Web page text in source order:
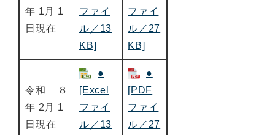
年 1月 1
日現在
ファイ
ル／13
KB]
ファイ
ル／27
KB]
令和 ８
年 2月 1
日現在
●
[Excel
ファイ
ル／13
●
[PDF
ファイ
ル／27